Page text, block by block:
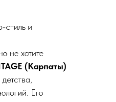
стиль и
не хотите
(Карпаты)
Его